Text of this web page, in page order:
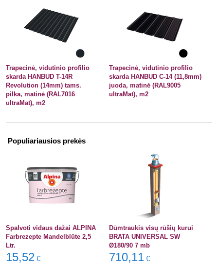
Trapecinė, vidutinio profilio
skarda HANBUD T-14R
Revolution (14mm) tams.
pilka, matinė (RAL7016
ultraMat), m2
Trapecinė, vidutinio profilio
skarda HANBUD C-14 (11,8mm)
juoda, matinė (RAL9005
ultraMat), m2
Populiariausios prekės
Spalvoti vidaus dažai ALPINA
Farbrezepte Mandelblüte 2,5
Ltr.
15,52 €
Dūmtraukis visų rūšių kurui
BRATA UNIVERSAL SW
Ø180/90 7 mb
710,11 €